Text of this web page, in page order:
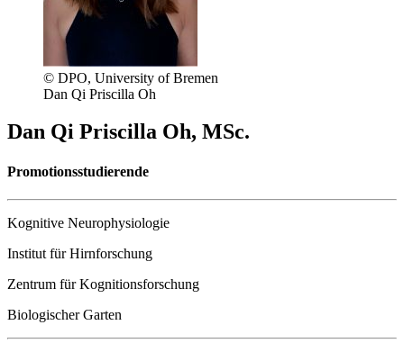
© DPO, University of Bremen
Dan Qi Priscilla Oh
Dan Qi Priscilla Oh, MSc.
Promotionsstudierende
Kognitive Neurophysiologie
Institut für Hirnforschung
Zentrum für Kognitionsforschung
Biologischer Garten